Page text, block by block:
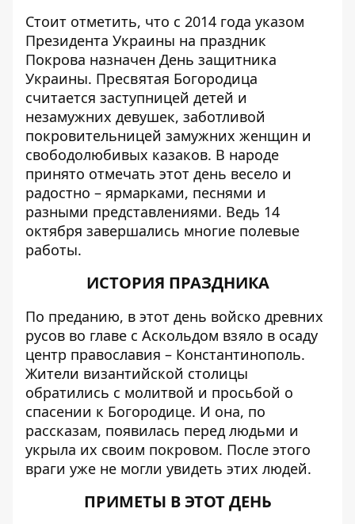
Стоит отметить, что с 2014 года указом
Президента Украины на праздник
Покрова назначен День защитника
Украины. Пресвятая Богородица
считается заступницей детей и
незамужних девушек, заботливой
покровительницей замужних женщин и
свободолюбивых казаков. В народе
принято отмечать этот день весело и
радостно – ярмарками, песнями и
разными представлениями. Ведь 14
октября завершались многие полевые
работы.
ИСТОРИЯ ПРАЗДНИКА
По преданию, в этот день войско древних
русов во главе с Аскольдом взяло в осаду
центр православия – Константинополь.
Жители византийской столицы
обратились с молитвой и просьбой о
спасении к Богородице. И она, по
рассказам, появилась перед людьми и
укрыла их своим покровом. После этого
враги уже не могли увидеть этих людей.
ПРИМЕТЫ В ЭТОТ ДЕНЬ